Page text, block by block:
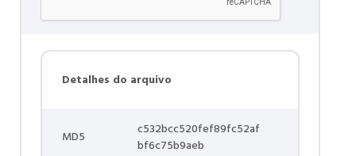
Detalhes do arquivo
MD5
c532bcc520fef89fc52af
bf6c75b9aeb